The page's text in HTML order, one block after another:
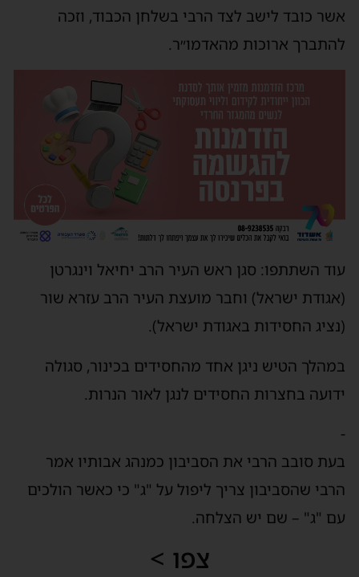
אשר כובד לישב לצד הרבי בשלחן הכבוד, וזכה
להתברך ארוכות מהאדמו״ר.
עוד השתתפו: סגן ראש העיר הרב יחיאל וינגרטן
(אגודת ישראל) וחבר מועצת העיר הרב עזרא שור
(נציג החסידות באגודת ישראל).
במהלך הטיש ניגן אחד מהחסידים בכינור, סגולה
ידועה בחצרות החסידים לנגן לאור הנרות.
-
בעת סובב הרבי את הסביבון כמנהג אבותיו אמר
הרבי שהסביבון צריך ליפול על "ג" כי כאשר הולכים
עם "ג" – שם יש הצלחה.
צפו >